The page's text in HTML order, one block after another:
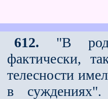
612. "В
фактически,
телесности
в суждениях".